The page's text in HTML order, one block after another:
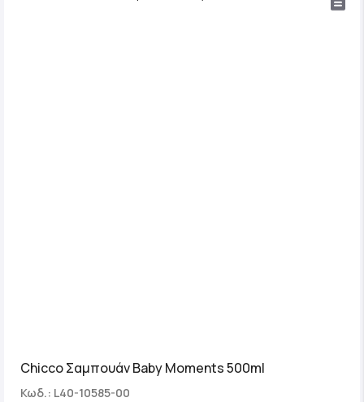
Chicco Σαμπουάν Baby Moments 500ml
Κωδ.: L40-10585-00